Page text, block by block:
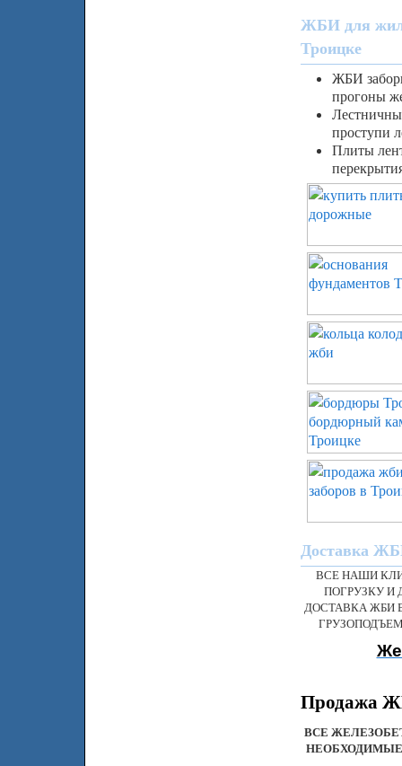
ЖБИ для
Троицке
ЖБИ
прогоны
проступи
Плиты
Доставка
ВСЕ НАШИ
ПОГРУЗКУ И
ДОСТАВКА ЖБИ
Продажа
ВСЕ